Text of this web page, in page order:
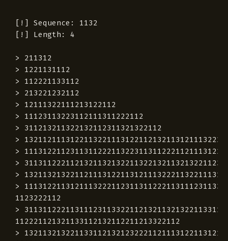
[!] Sequence: 1132
[!] Length: 4

> 211312
> 1221131112
> 112221133112
> 213221232112
> 12111322111213122112
> 11123113223112111311222112
> 311213211322132112311321322112
> 1321121113122113221113122112132113121113222112
> 111312211231131122211322311311222112111312211311123113322112
> 3113112221121321132132211322132113213221123113112221133112132123222112
> 132113213221121113122113121113222113221113122113121113222112132113213221232112111312111213322112
> 1113122113121113222112311311222113111231133221132231131122211311123113322112111312211312111322111213122112311311123112
1123222112
> 3113112221131112311332211213211321322113311213212322211322132113213221133112132123222112311311222113111231132231121113
112221121321133112132112211213322112
> 1321132132211331121321232221121113122113121113222123211211131211121332211322111312211312111322212321121113121112133221
121321132132211331121321132213211231132132211211131221232112111312212221121123222112
> 1113122113121113222123211211131211121332211231131122211311123113321112131221123113111231121123222113223113112221131112
311332111213122112311311123112112322211211131221131211132221232112111312211322111312211213211312111322211231131122111213
1221123113112211322112211213322112
> 3113112221131112311332111213122112311311123112112322211213211321322113311213212312311211131122211213211331121321122112
133221132213211321322113311213212312311211131122211213211331121321122112133221123113112221131112311332111213122112311311
22211322311311222112111312211311123113322112132113212231121113112221121321132122211322212221121123222112
> 1321132132211331121321231231121113112221121321133112132112211213322112111312211312111322212321121113121112131112132112
311321322112111312212321121113122122211211232221132211131221131211132221232112111312111213111213211231132132211211131221
232112111312212221121123222112132113213221133112132123123112111311222112132113213221132213211321322112311311222113311213
21232221121113122113121122132112311321322112111312211312113221133211322112211213322112
> 1113122113121113222123211211131211121311121321123113213221121113122123211211131221222112112322211231131122211311123113
321112131221123113111231121113311211131221121321131211132221123113112211121312211231131122113221122112133221132231131122
211311123113321112131221123113111231121113311211131221121321131211132221123113112211121312211231131122113221122112133221
121113122113121113222123211211131211121311121321123113213221121113122113121113222113221113122113121113222112132113213221
232112111312111213322112311311222113111221221113122112132113121113222112311311222113111221132221231221132221222112112322
2112
> 3113112221131112311332111213122112311311123112111331121113122112132113121113222112311311221112131221123113112211322112
211213322112132113213221133112132123123112111311222112132113311213211231232112311311222112111312211311123113322112132113
212231121113112221121321132122211322212221121123222113221321132132211331121321231231121113112221121321133112132112312321
123113112221121113122113111231133221121321132122311211131122211213211321222113222122211211232221123113112221131112311332
111213122112311311123112111331121113122112132113121113222112311311222113111231133221132231131122211311123113322112111312
211312111322111213122112311311123112112322211213211321322113312211223113112221121113122113111231133221121321132132211331
22211332111213112221133211322112211213322112
> 1321132132211331121321231231121113112221121321133112132112312321123113112221121113122113111231133221121321132122311211
131122211213211321222113222122211211232221121113122113121113222123211211131211121311121321123113213221121113122123211211
131221121311121312211213211321322112311311222113311213212322211211131221131211221321123113213221121113122113121132211332
113221122112133221132211131221131211132221232112111312111213111213211231132132211211131221232112111312211213111213122112
132113213221123113112221133112132123222112111312211312112213211231132132211211131221131211322113321132211221121332211213
211321322113311213212312311211131122211213211331121321123123211231131122211211131221131112311332211213211321322113311213
212322211322132113213221133112132123222112311311222113111231132231121113112221121321133112132112211213322112111312211312
111322212311222122132113213221123113112221133112132123222112111312211312111322212311322123123112111321322123122113222122
21121123222112
> 1113122113121113222123211211131211121311121321123113213221121113122123211211131221121311121312211213211321322112311311
222113311213212322211211131221131211221321123113213221121113122113121132211332113221122112133221123113112221131112311332
111213122112311311123112111331121113122112132113121113222112311311221112131221123113112221121113311211131122211211131221
131211132221121321132132212321121113121112133221123113112221131112212211131221121321131211132221123113112221131112211322
212312211322212221121123222113223113112221131112311332111213122112311311123112111331121113122112132113121113222112311311
221112131221123113112221121113311211131122211211131221131211132221121321132132212321121113121112133221123113112221131112
212211131221121321131211132221123113112221131112211322212312211322212221121123222112111312211312111322212321121113121112
131112132112311321322112111312212321121113122112131112131221121321132132211231131122211331121321232221121113122113121113
222123211211131211121332211322111312211312111322212321121113121112133221121321132132211331121321132213211231132132211211
131221232112111312212221121123222112311311222113111231133211121321321122111312211312111322211213211321322123211211131211
121332211231131122211311123113321112132113221112131112132112311312111322111213112221133211322112211213322112
> 3113112221131112311332111213122112311311123112111331121113122112132113121113222112311311221112131221123113112221121113
311211131122211211131221131211132221121321132132212321121113121112133221123113112221131112212211131221121321131211132221
123113112221131112211322212312211322212221121123222112132113213221133112132123123112111311222112132113311213211231232112
311311222112111312211311123113322112132113212231121113112221121321132132211231232112311321322112311311222113111231133221
121113122113121113221112131221123113111231121123222112132113213221133122112231131122211211131221131112311332211213211321
322113312221133211121311222113321132211221121332211322132113213221133112132123123112111311222112132113311213211231232112
311311222112111312211311123113322112132113212231121113112221121321132132211231232112311321322112311311222113111231133221
121113122113121113221112131221123113111231121123222112132113213221133122112231131122211211131221131112311332211213211321
322113312221133211121311222113321132211221121332211231131122211311123113321112131221123113111231121113311211131221121321
131211132221123113112211121312211231131122211211133112111311222112111312211312111322211213211321322123211211131211121332
211231131122211311123113321112131221123113111231121123222113223113112221131112311332111213122112311311123112112322211211
131221131211132221232112111312211322111312211213211312111322211231131122111213122112311311221132211221121332211213211321
322113311213212312311211131211131221223113112221131112311332211211131221131211132211121312211231131112311211232221121321
1321322113311213212312311211131221132231121113311211131221121321131112311322311211132132212312211322212221121123222112
> 1321132132211331121321231231121113112221121321133112132112312321123113112221121113122113111231133221121321132122311211
131122211213211321322112312321123113213221123113112221131112311332211211131221131211132211121312211231131112311211232221
121321132132211331221122311311222112111312211311123113322112132113213221133122211332111213112221133211322112211213322112
111312211312111322212321121113121112131112132112311321322112111312212321121113122112131112131221121321132132211231131122
211331121321232221121113122113121122132112311321322112111312211312111322211213111213122112132113121113222112132113213221
133112132123222112311311222113111231132231121113112221121321133112132112211213322112111312211312111322212311222122132113
213221123113112221133112132123222112111312211312111322212311322123123112111321322123122113222122211211232221132211131221
131211132221232112111312111213111213211231132132211211131221232112111312211213111213122112132113213221123113112221133112
132123222112111312211312112213211231132132211211131221131211132221121311121312211213211312111322211213211321322113311213
212322211231131122211311123113223112111311222112132113311213211221121332211211131221131211132221231122212213211321322112
311311222113311213212322211211131221131211132221231132212312311211132132212312211322212221121123222112132113213221133112
132123123112111311222112132113311213211231232112311311222112111312211311123113322112132113212231121113112221121321132132
211231232112311321322112311311222113111231133221121113122113121113221112131221123113111231121123222112132113213221133112
132123123112111311222112132113311213211221121332211322132113213221133112132123123112111311222112132113311213211221121332
211231131122211311123113321112131221123113112221132231131122211211131221131112311332211213211321223112111311222112132113
212221132221222112112322211211131221131211132221232112111312111213111213211231131112311311221122132113213221133112132123
222112311311222113111231132231121113112221121321133112132112211213322112111312211312111322212321121113121112131112132112
31131122211322132112312321123113112221121113122113311213211322132112311312111322111213112221133211322112211213322112
> 1113122113121113222123211211131211121311121321123113213221121113122123211211131221121311121312211213211321322112311311
222113311213212322211211131221131211221321123113213221121113122113121113222112131112131221121321131211132221121321132132
211331121321232221123113112221131112311322311211131122211213211331121321122112133221121113122113121113222123112221221321
132132211231131122211331121321232221121113122113121113222123113